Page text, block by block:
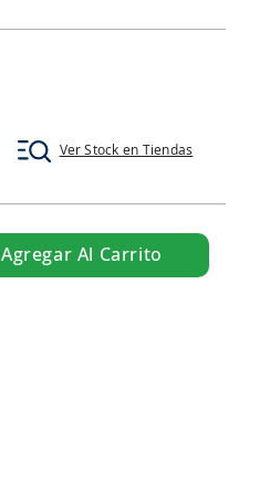
Ver Stock en Tiendas
Agregar Al Carrito